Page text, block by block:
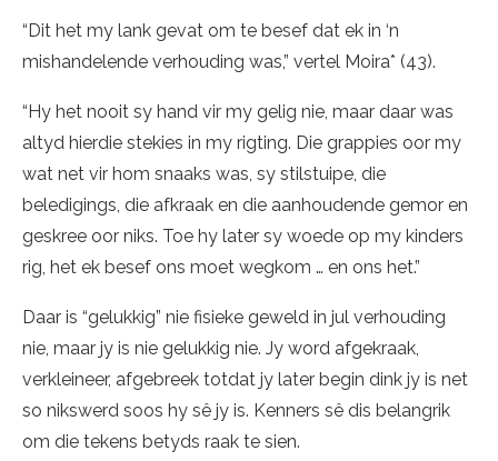
“Dit het my lank gevat om te besef dat ek in ‘n
mishandelende verhouding was,” vertel Moira* (43).
“Hy het nooit sy hand vir my gelig nie, maar daar was
altyd hierdie stekies in my rigting. Die grappies oor my
wat net vir hom snaaks was, sy stilstuipe, die
beledigings, die afkraak en die aanhoudende gemor en
geskree oor niks. Toe hy later sy woede op my kinders
rig, het ek besef ons moet wegkom … en ons het.”
Daar is “gelukkig” nie fisieke geweld in jul verhouding
nie, maar jy is nie gelukkig nie. Jy word afgekraak,
verkleineer, afgebreek totdat jy later begin dink jy is net
so nikswerd soos hy sê jy is. Kenners sê dis belangrik
om die tekens betyds raak te sien.